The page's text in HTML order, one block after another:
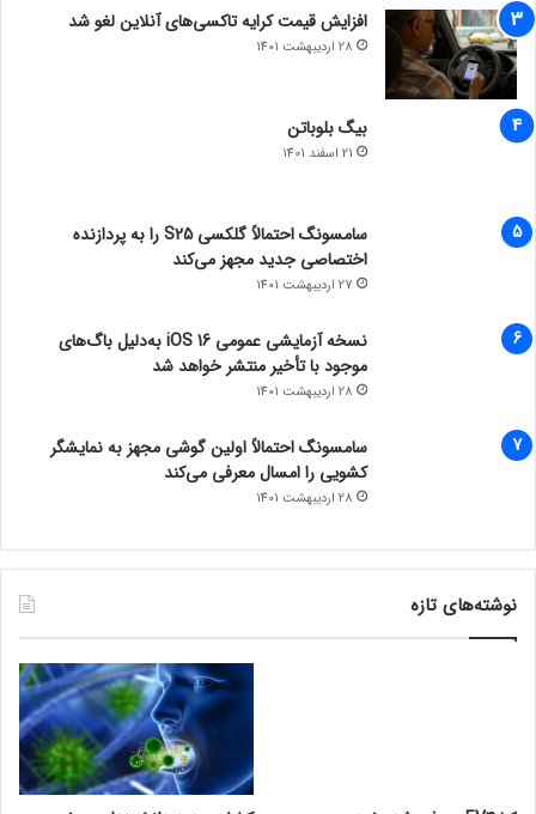
افزایش قیمت کرایه تاکسی‌های آنلاین لغو شد
28 اردیبهشت 1401
بیگ بلوباتن
21 اسفند 1401
سامسونگ احتمالاً گلکسی S25 را به پردازنده
اختصاصی جدید مجهز می‌کند
27 اردیبهشت 1401
نسخه آزمایشی عمومی iOS 16 به‌دلیل باگ‌های
موجود با تأخیر منتشر خواهد شد
28 اردیبهشت 1401
سامسونگ احتمالاً اولین گوشی مجهز به نمایشگر
کشویی را امسال معرفی می‌کند
28 اردیبهشت 1401
نوشته‌های تازه